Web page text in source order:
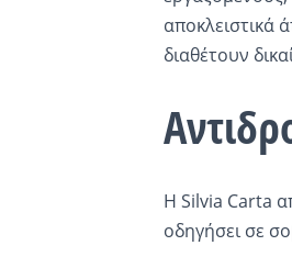
αποκλειστικά
διαθέτουν
Η Silvia Carta
οδηγήσει σε